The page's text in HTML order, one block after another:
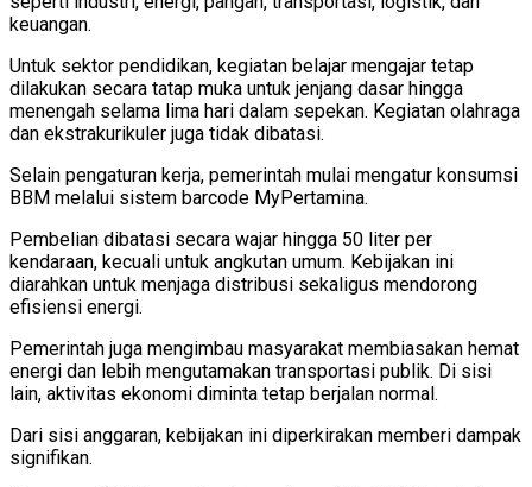
keuangan.
Untuk sektor pendidikan, kegiatan belajar mengajar tetap
dilakukan secara tatap muka untuk jenjang dasar hingga
menengah selama lima hari dalam sepekan. Kegiatan olahraga
dan ekstrakurikuler juga tidak dibatasi.
Selain pengaturan kerja, pemerintah mulai mengatur konsumsi
BBM melalui sistem barcode MyPertamina.
Pembelian dibatasi secara wajar hingga 50 liter per
kendaraan, kecuali untuk angkutan umum. Kebijakan ini
diarahkan untuk menjaga distribusi sekaligus mendorong
efisiensi energi.
Pemerintah juga mengimbau masyarakat membiasakan hemat
energi dan lebih mengutamakan transportasi publik. Di sisi
lain, aktivitas ekonomi diminta tetap berjalan normal.
Dari sisi anggaran, kebijakan ini diperkirakan memberi dampak
signifikan.